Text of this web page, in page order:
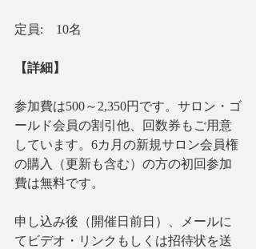
定員:　10名
【詳細】
参加費は500～2,350円です。サロン・ゴ
ールド会員の割引他、回数券もご用意
しています。6カ月の新規サロン会員権
の購入（更新も含む）の方の初回参加
費は無料です。
申し込み後（開催日前日）、メールに
てビデオ・リンクもしくは招待状を送